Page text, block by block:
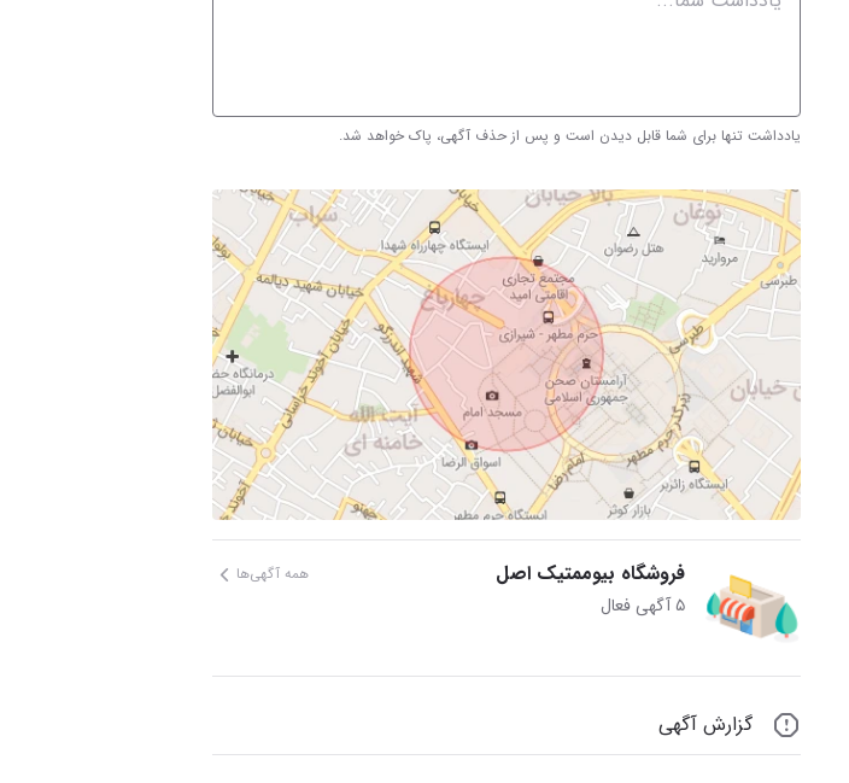
یادداشت تنها برای شما قابل دیدن است و پس از حذف آگهی، پاک خواهد شد.
فروشگاه بیوممتیک اصل همه آگهی‌ها
۵ آگهی فعال
گزارش آگهی